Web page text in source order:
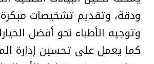
ودقة، وتقديم تشخيصات
وتوجيه الأطباء نحو أفضل
كما يعمل على تحسين إدارة